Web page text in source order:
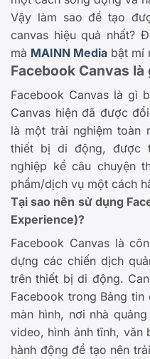
Vậy làm sao để tạo
canvas hiệu quả nhất?
mà MAINN Media bật mí
Facebook Canvas là
Facebook Canvas là gì
Canvas hiện đã được
là một trải nghiệm toàn
thiết bị di động, được
nghiệp kể câu chuyện
phẩm/dịch vụ một cách
Tại sao nên sử dụng
Experience)?
Facebook Canvas là
dựng các chiến dịch
trên thiết bị di động.
Facebook trong Bảng
màn hình, nơi nhà
video, hình ảnh tĩnh, văn
hành động để tạo nên